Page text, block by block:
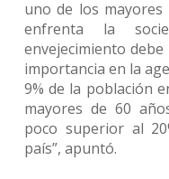
uno de los
enfrenta la
envejecimiento
importancia en la
9% de la población
mayores de 60
poco superior al
país”, apuntó.